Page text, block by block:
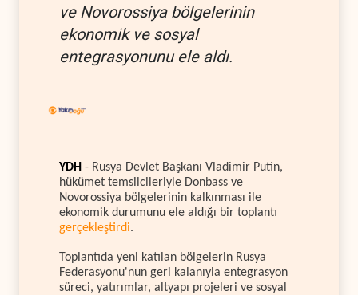
ve Novorossiya bölgelerinin
ekonomik ve sosyal
entegrasyonunu ele aldı.
YDH - Rusya Devlet Başkanı Vladimir Putin,
hükümet temsilcileriyle Donbass ve
Novorossiya bölgelerinin kalkınması ile
ekonomik durumunu ele aldığı bir toplantı
gerçekleştirdi.
Toplantıda yeni katılan bölgelerin Rusya
Federasyonu'nun geri kalanıyla entegrasyon
süreci, yatırımlar, altyapı projeleri ve sosyal